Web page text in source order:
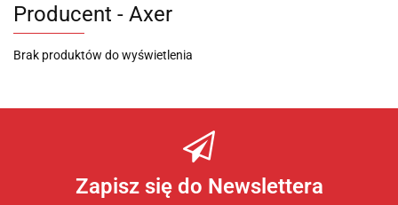
Producent - Axer
Brak produktów do wyświetlenia
Zapisz się do Newslettera